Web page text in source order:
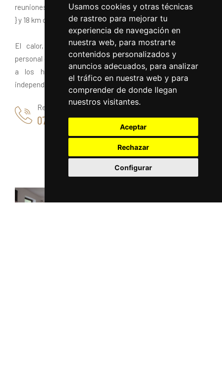
Usamos cookies y otras técnicas
de rastreo para mejorar tu
experiencia de navegación en
nuestra web, para mostrarte
contenidos personalizados y
anuncios adecuados, para analizar
el tráfico en nuestra web y para
comprender de donde llegan
nuestros visitantes.
Aceptar
Rechazar
Configurar
reuniones en un hotel situado a 3 km de {Piata Universitatii
} y 18 km del {Aeroportul International Henri Coanda}.
El calor, la cortes&iacute;a, la discreci&oacute;n y el
personal de aqu&iacute; siempre dar&aacute; la bienvenida
a los hu&eacute;spedes que se paso en la tierra,
independientemente de su estancia en Bucarest.
Reserva
0728 777 837